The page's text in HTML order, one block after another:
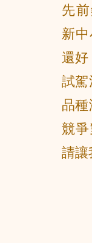
先
新
還
試
品
競
請讓